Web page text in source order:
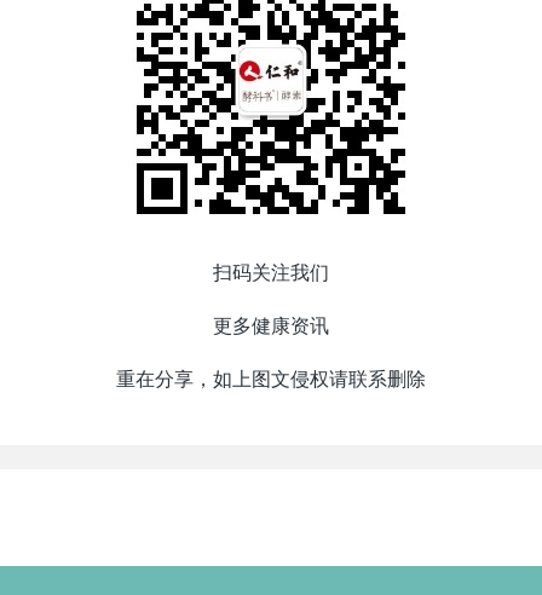
扫码关注我们
更多健康资讯
重在分享，如上图文侵权请联系删除